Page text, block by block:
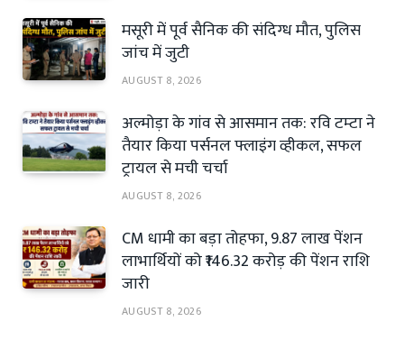
मसूरी में पूर्व सैनिक की संदिग्ध मौत, पुलिस
जांच में जुटी
AUGUST 8, 2026
अल्मोड़ा के गांव से आसमान तक: रवि टम्टा ने
तैयार किया पर्सनल फ्लाइंग व्हीकल, सफल
ट्रायल से मची चर्चा
AUGUST 8, 2026
CM धामी का बड़ा तोहफा, 9.87 लाख पेंशन
लाभार्थियों को ₹146.32 करोड़ की पेंशन राशि
जारी
AUGUST 8, 2026